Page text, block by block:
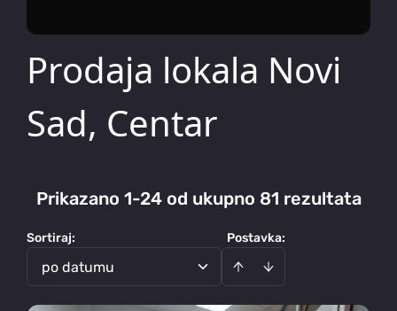
Prodaja lokala Novi
Sad, Centar
Prikazano 1-24 od ukupno 81 rezultata
Postavka:
Sortiraj:
po datumu